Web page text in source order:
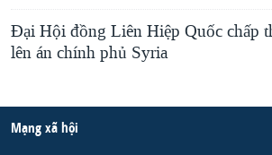
Đại Hội đồng Liên Hiệp Quốc chấp
lên án chính phủ Syria
Mạng xã hội